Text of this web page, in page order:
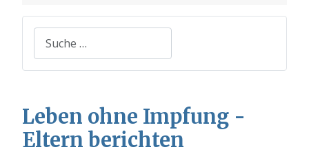
Suchen
Leben ohne Impfung -
Eltern berichten